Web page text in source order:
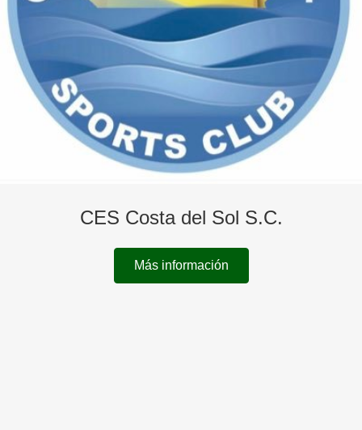
CES Costa del Sol S.C.
Más información